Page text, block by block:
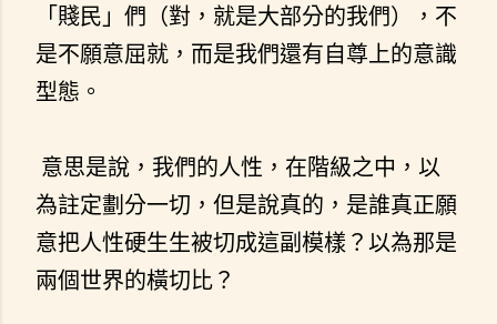
「賤民」們（對，就是大部分的我們），不
是不願意屈就，而是我們還有自尊上的意識
型態。
意思是說，我們的人性，在階級之中，以
為註定劃分一切，但是說真的，是誰真正願
意把人性硬生生被切成這副模樣？以為那是
兩個世界的橫切比？